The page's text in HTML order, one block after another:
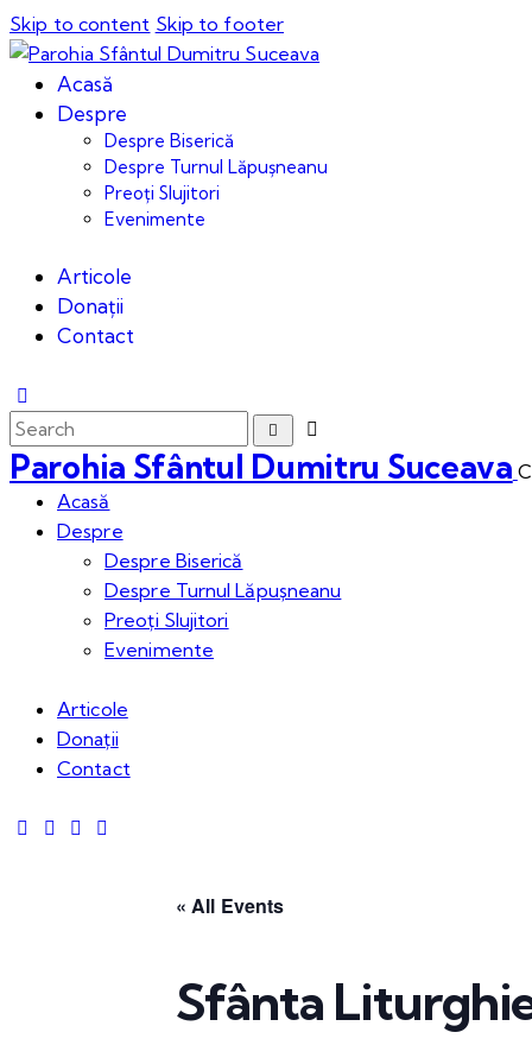
Skip to content Skip to footer
Acasă
Despre
Despre Biserică
Despre Turnul Lăpușneanu
Preoți Slujitori
Evenimente
Articole
Donații
Contact
Parohia Sfântul Dumitru Suceava
Acasă
Despre
Despre Biserică
Despre Turnul Lăpușneanu
Preoți Slujitori
Evenimente
Articole
Donații
Contact
« All Events
Sfânta